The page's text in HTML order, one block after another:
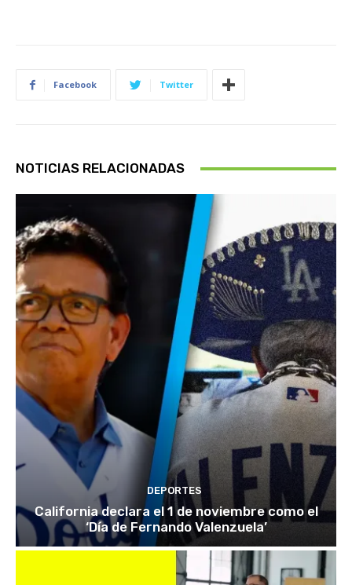
Facebook Twitter
NOTICIAS RELACIONADAS
DEPORTES
California declara el 1 de noviembre como el
‘Día de Fernando Valenzuela’